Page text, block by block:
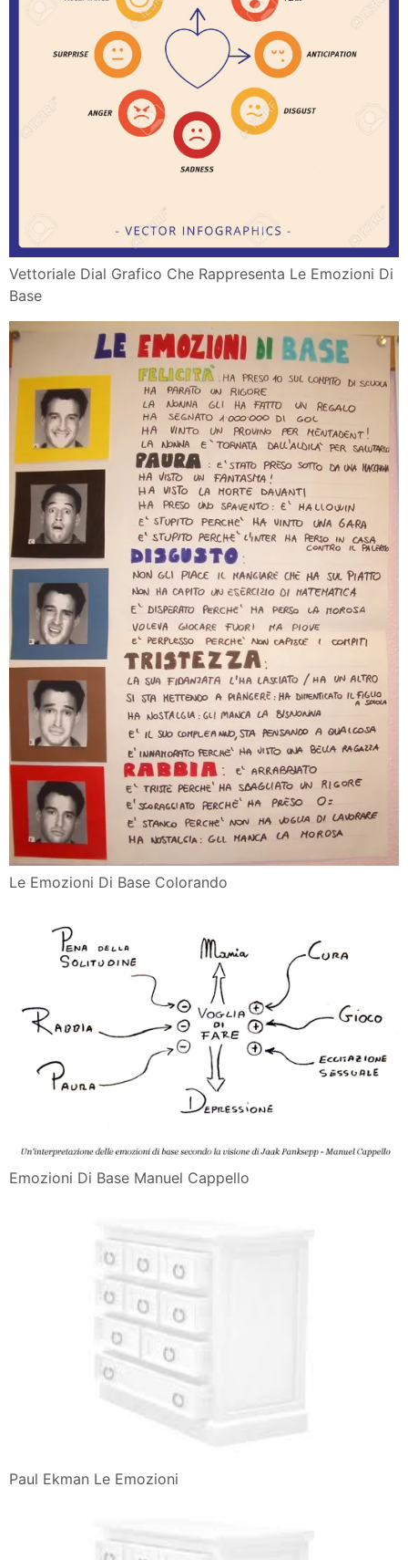
Vettoriale Dial Grafico Che Rappresenta Le Emozioni Di
Base
Le Emozioni Di Base Colorando
Emozioni Di Base Manuel Cappello
Paul Ekman Le Emozioni